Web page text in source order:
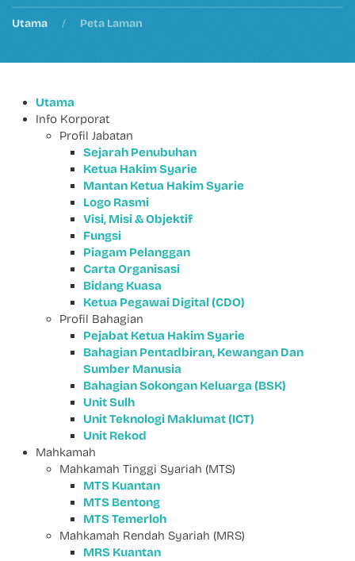
Utama Peta Laman
Utama
Info Korporat
Profil Jabatan
Sejarah Penubuhan
Ketua Hakim Syarie
Mantan Ketua Hakim Syarie
Logo Rasmi
Visi, Misi & Objektif
Fungsi
Piagam Pelanggan
Carta Organisasi
Bidang Kuasa
Ketua Pegawai Digital (CDO)
Profil Bahagian
Pejabat Ketua Hakim Syarie
Bahagian Pentadbiran, Kewangan Dan
Sumber Manusia
Bahagian Sokongan Keluarga (BSK)
Unit Sulh
Unit Teknologi Maklumat (ICT)
Unit Rekod
Mahkamah
Mahkamah Tinggi Syariah (MTS)
MTS Kuantan
MTS Bentong
MTS Temerloh
Mahkamah Rendah Syariah (MRS)
MRS Kuantan